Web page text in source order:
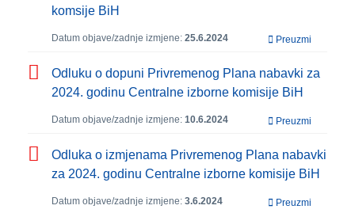
komsije BiH
Datum objave/zadnje izmjene: 25.6.2024 Preuzmi
Odluku o dopuni Privremenog Plana nabavki za
2024. godinu Centralne izborne komisije BiH
Datum objave/zadnje izmjene: 10.6.2024 Preuzmi
Odluka o izmjenama Privremenog Plana nabavki
za 2024. godinu Centralne izborne komisije BiH
Datum objave/zadnje izmjene: 3.6.2024 Preuzmi